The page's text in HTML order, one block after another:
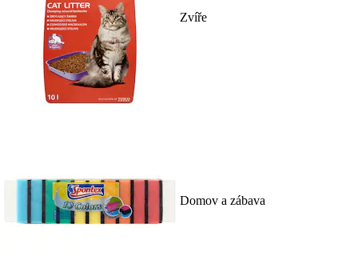
Zvíře
Domov a zábava